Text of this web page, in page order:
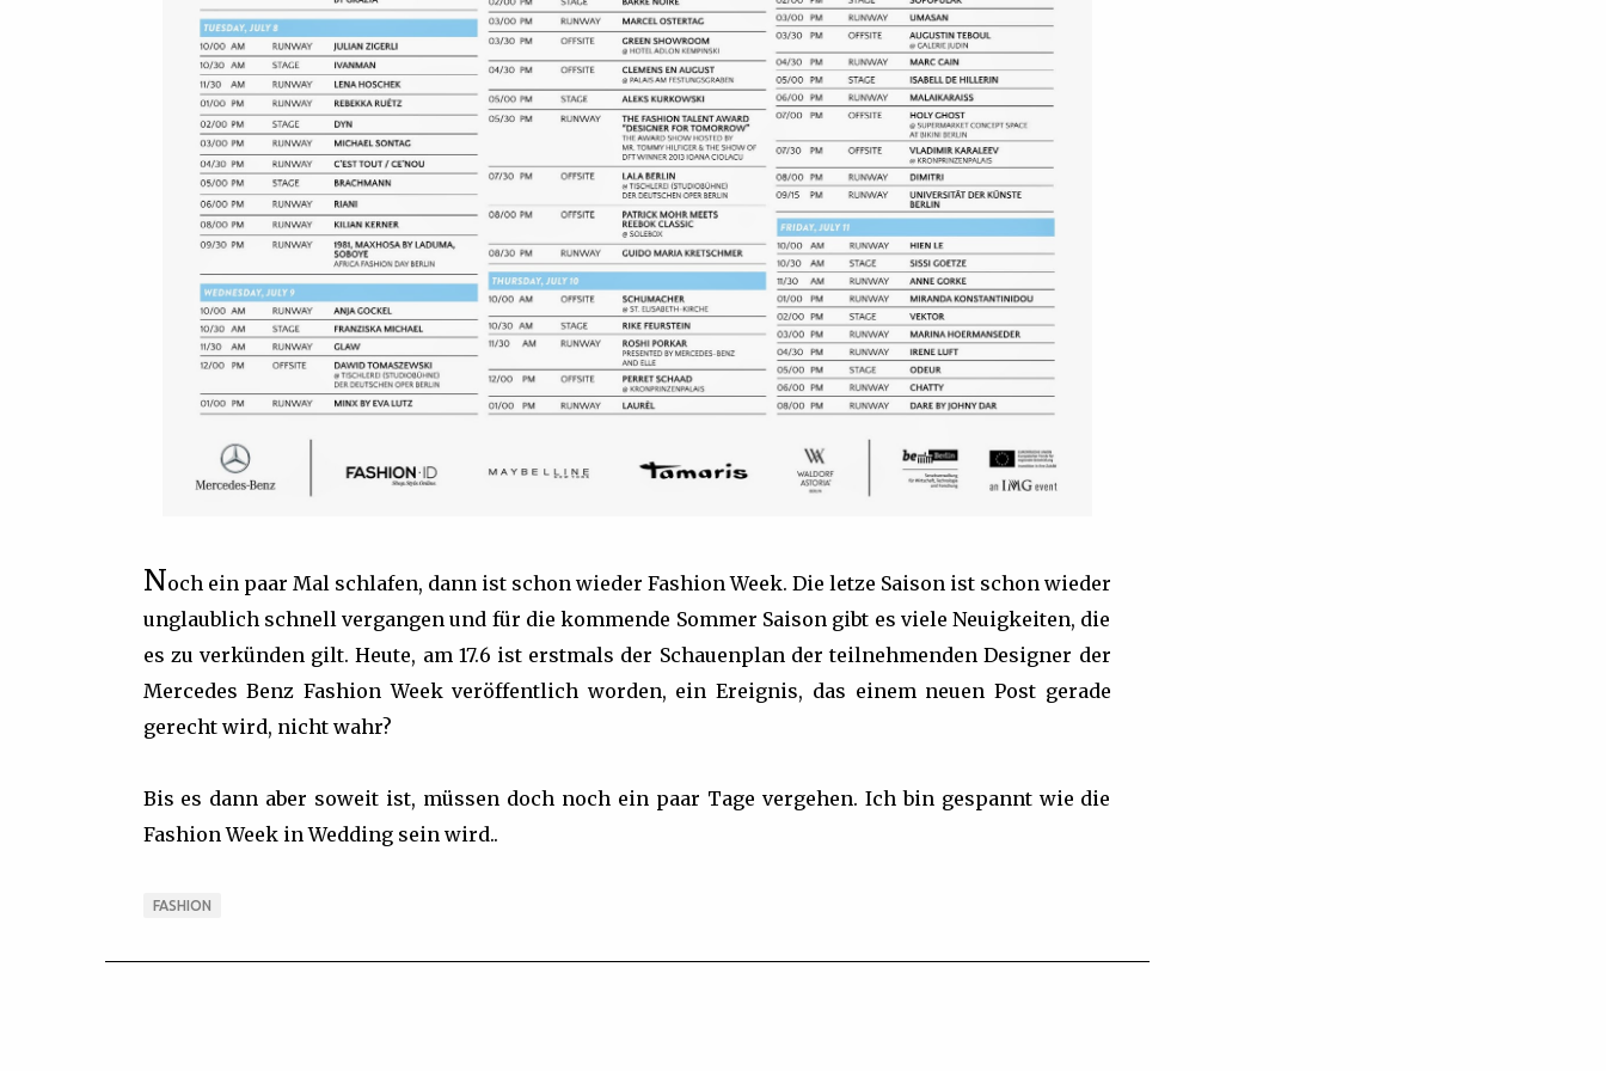
Noch ein paar Mal schlafen, dann ist schon wieder Fashion Week. Die letze Saison ist schon wieder
unglaublich schnell vergangen und für die kommende Sommer Saison gibt es viele Neuigkeiten, die
es zu verkünden gilt. Heute, am 17.6 ist erstmals der Schauenplan der teilnehmenden Designer der
Mercedes Benz Fashion Week veröffentlich worden, ein Ereignis, das einem neuen Post gerade
gerecht wird, nicht wahr?
Bis es dann aber soweit ist, müssen doch noch ein paar Tage vergehen. Ich bin gespannt wie die
Fashion Week in Wedding sein wird..
FASHION